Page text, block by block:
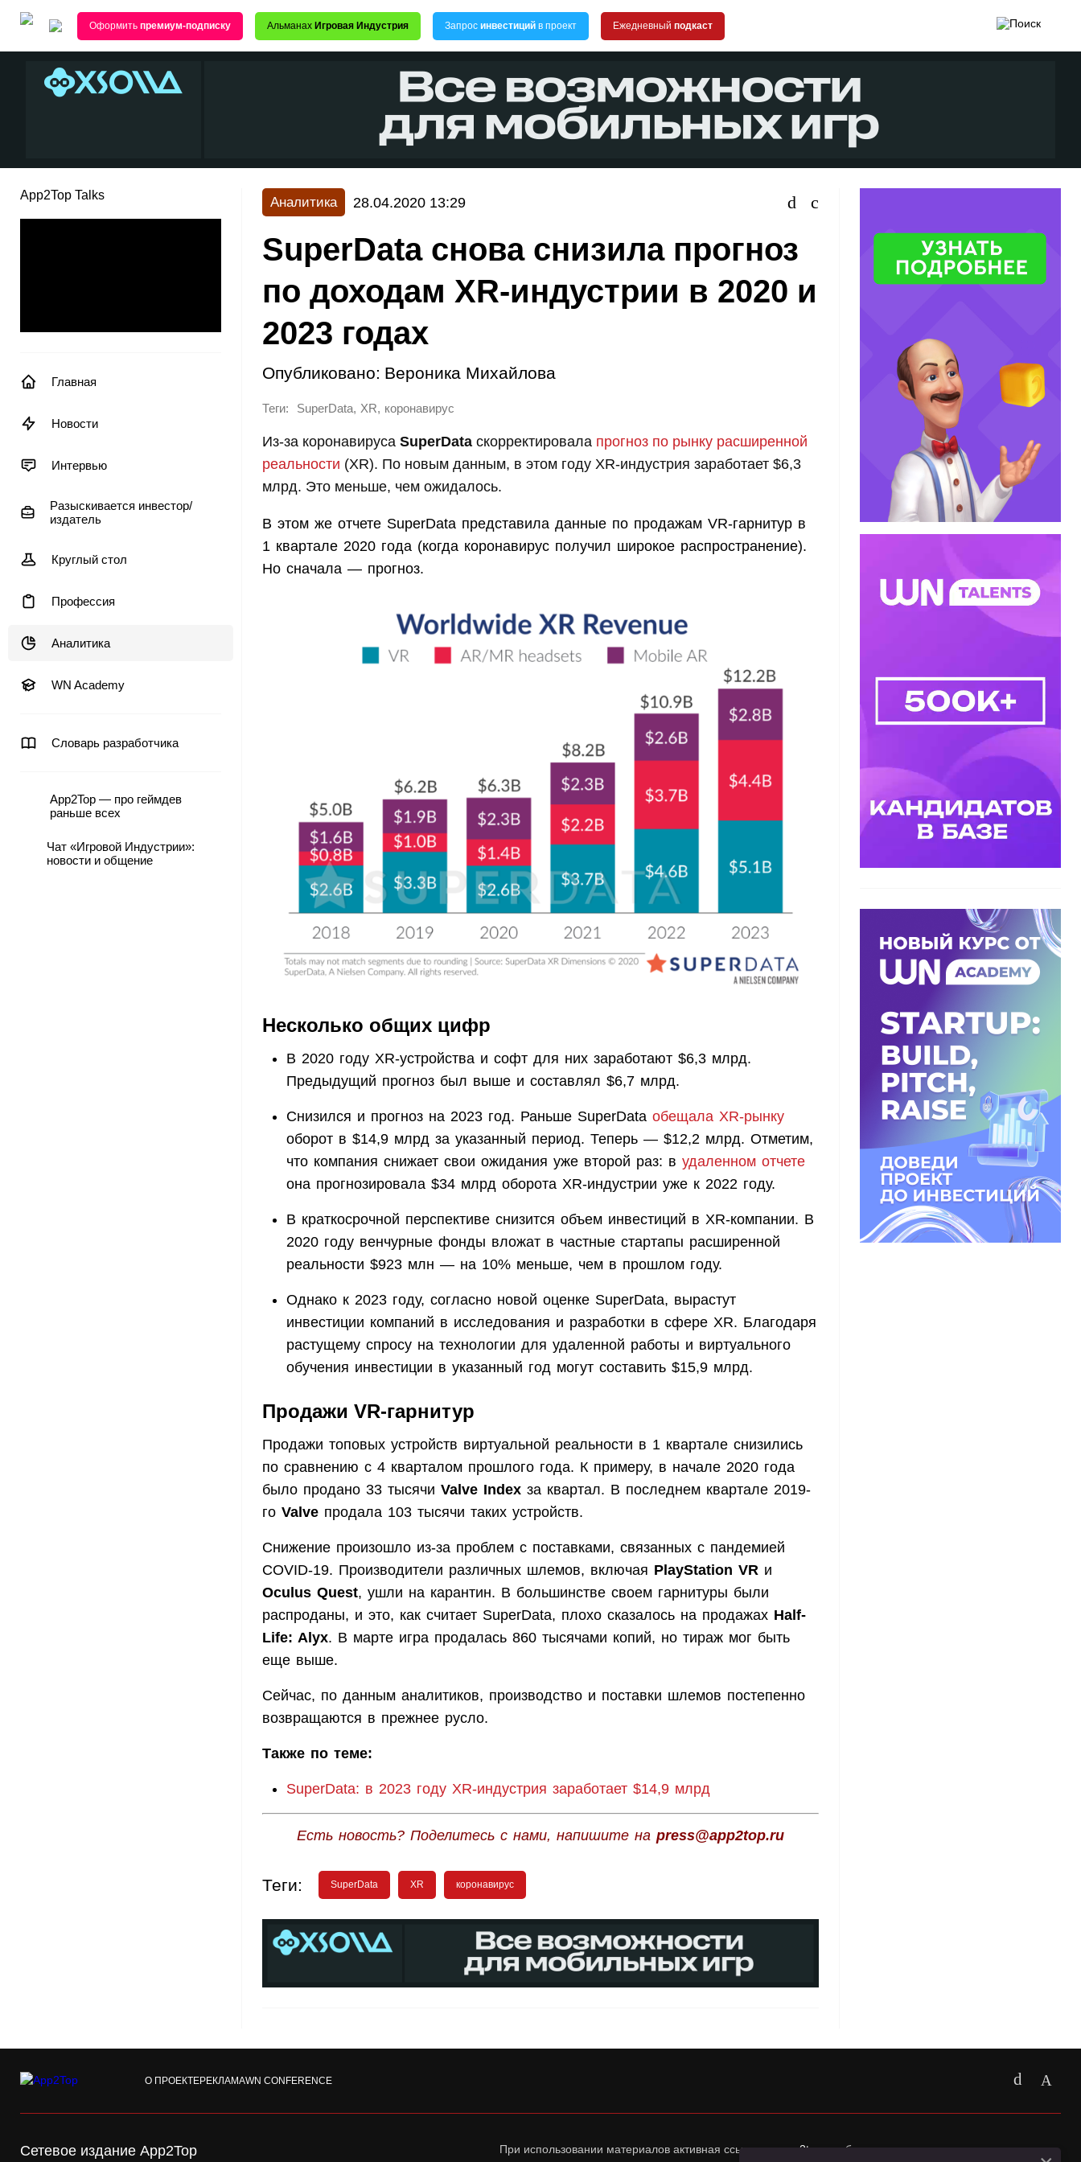
Оформить премиум-подписку Альманах Игровая Индустрия Запрос инвестиций в проект Ежедневный подкаст
App2Top Talks
Главная
Новости
Интервью
Разыскивается инвестор/
издатель
Круглый стол
Профессия
Аналитика
WN Academy
Словарь разработчика
App2Top — про геймдев
раньше всех
Чат «Игровой Индустрии»:
новости и общение
Аналитика 28.04.2020 13:29
SuperData снова снизила прогноз
по доходам XR-индустрии в 2020 и
2023 годах
Опубликовано: Вероника Михайлова
Теги: SuperData, XR, коронавирус
Из-за коронавируса SuperData скорректировала прогноз по рынку расширенной
реальности (XR). По новым данным, в этом году XR-индустрия заработает $6,3
млрд. Это меньше, чем ожидалось.
В этом же отчете SuperData представила данные по продажам VR-гарнитур в
1 квартале 2020 года (когда коронавирус получил широкое распространение).
Но сначала — прогноз.
Несколько общих цифр
В 2020 году XR-устройства и софт для них заработают $6,3 млрд.
Предыдущий прогноз был выше и составлял $6,7 млрд.
Снизился и прогноз на 2023 год. Раньше SuperData обещала XR-рынку
оборот в $14,9 млрд за указанный период. Теперь — $12,2 млрд. Отметим,
что компания снижает свои ожидания уже второй раз: в удаленном отчете
она прогнозировала $34 млрд оборота XR-индустрии уже к 2022 году.
В краткосрочной перспективе снизится объем инвестиций в XR-компании. В
2020 году венчурные фонды вложат в частные стартапы расширенной
реальности $923 млн — на 10% меньше, чем в прошлом году.
Однако к 2023 году, согласно новой оценке SuperData, вырастут
инвестиции компаний в исследования и разработки в сфере XR. Благодаря
растущему спросу на технологии для удаленной работы и виртуального
обучения инвестиции в указанный год могут составить $15,9 млрд.
Продажи VR-гарнитур
Продажи топовых устройств виртуальной реальности в 1 квартале снизились
по сравнению с 4 кварталом прошлого года. К примеру, в начале 2020 года
было продано 33 тысячи Valve Index за квартал. В последнем квартале 2019-
го Valve продала 103 тысячи таких устройств.
Снижение произошло из-за проблем с поставками, связанных с пандемией
COVID-19. Производители различных шлемов, включая PlayStation VR и
Oculus Quest, ушли на карантин. В большинстве своем гарнитуры были
распроданы, и это, как считает SuperData, плохо сказалось на продажах Half-
Life: Alyx. В марте игра продалась 860 тысячами копий, но тираж мог быть
еще выше.
Сейчас, по данным аналитиков, производство и поставки шлемов постепенно
возвращаются в прежнее русло.
Также по теме:
SuperData: в 2023 году XR-индустрия заработает $14,9 млрд
Есть новость? Поделитесь с нами, напишите на press@app2top.ru
Теги: SuperData XR коронавирус
О ПРОЕКТЕРЕКЛАМАWN CONFERENCE
Сетевое издание App2Top При использовании материалов активная ссылка наapp2top.ruобязательна.